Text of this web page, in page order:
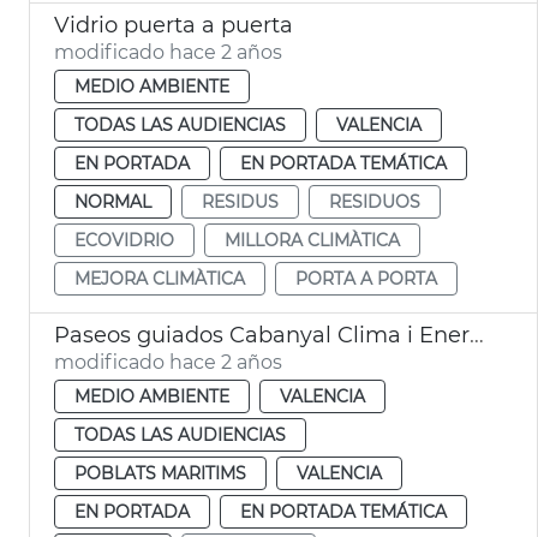
Vidrio puerta a puerta
modificado hace 2 años
MEDIO AMBIENTE
TODAS LAS AUDIENCIAS
VALENCIA
EN PORTADA
EN PORTADA TEMÁTICA
NORMAL
RESIDUS
RESIDUOS
ECOVIDRIO
MILLORA CLIMÀTICA
MEJORA CLIMÀTICA
PORTA A PORTA
Paseos guiados Cabanyal Clima i Energia
modificado hace 2 años
MEDIO AMBIENTE
VALENCIA
TODAS LAS AUDIENCIAS
POBLATS MARITIMS
VALENCIA
EN PORTADA
EN PORTADA TEMÁTICA